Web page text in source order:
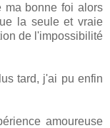
ma bonne foi alors
la seule et vraie
de l'impossibilité
tard, j'ai pu enfin
amoureuse